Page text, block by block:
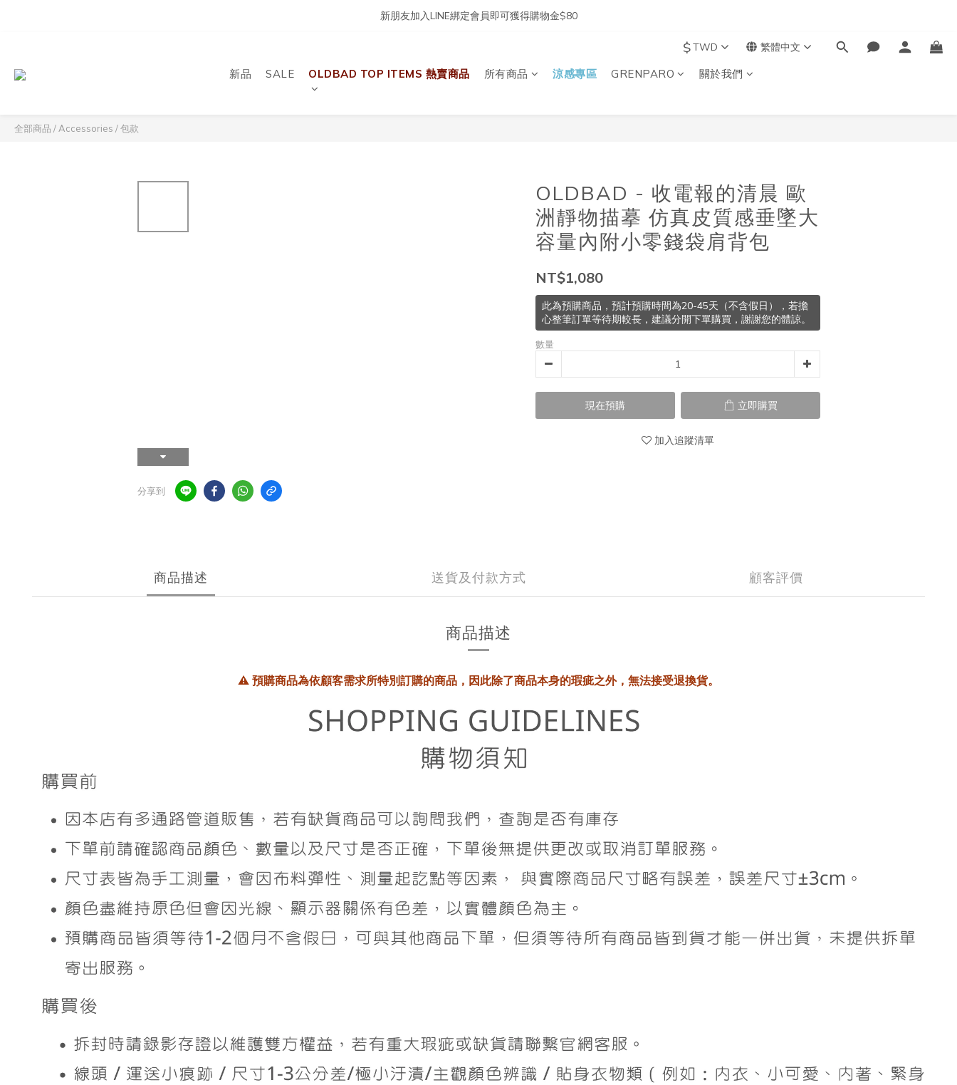
新朋友加入LINE綁定會員即可獲得購物金$80
$TWD 繁體中文
新品 SALE OLDBAD TOP ITEMS 熱賣商品 所有商品 涼感專區 GRENPARO 關於我們
全部商品 / Accessories /包款
分享到
OLDBAD - 收電報的清晨 歐
洲靜物描摹 仿真皮質感垂墜大
容量內附小零錢袋肩背包
NT$1,080
此為預購商品，預計預購時間為20-45天（不含假日），若擔
心整筆訂單等待期較長，建議分開下單購買，謝謝您的體諒。
數量
現在預購 立即購買
加入追蹤清單
商品描述 送貨及付款方式 顧客評價
商品描述
⚠️ 預購商品為依顧客需求所特別訂購的商品，因此除了商品本身的瑕疵之外，無法接受退換貨。